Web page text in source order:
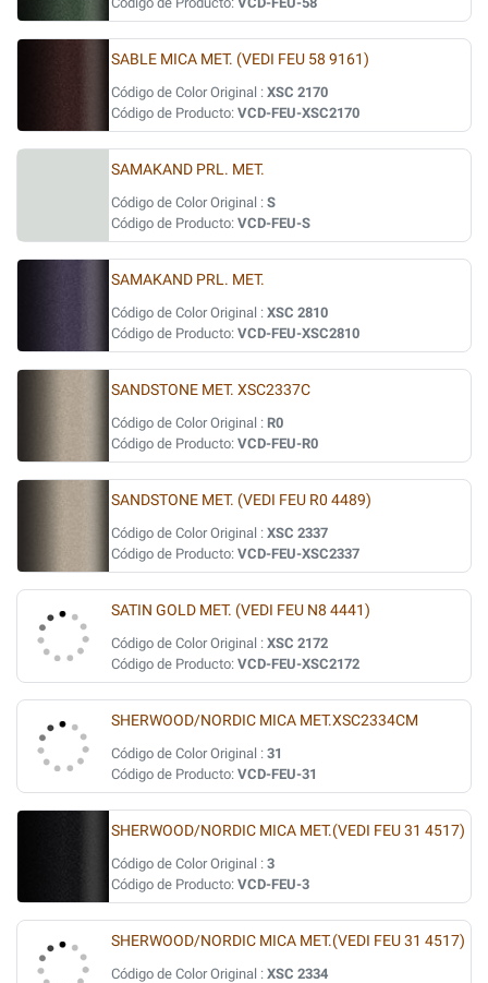
SABLE MICA MET. (VEDI FEU 58 9161)
Código de Color Original : XSC 2170
Código de Producto: VCD-FEU-XSC2170
SAMAKAND PRL. MET.
Código de Color Original : S
Código de Producto: VCD-FEU-S
SAMAKAND PRL. MET.
Código de Color Original : XSC 2810
Código de Producto: VCD-FEU-XSC2810
SANDSTONE MET. XSC2337C
Código de Color Original : R0
Código de Producto: VCD-FEU-R0
SANDSTONE MET. (VEDI FEU R0 4489)
Código de Color Original : XSC 2337
Código de Producto: VCD-FEU-XSC2337
SATIN GOLD MET. (VEDI FEU N8 4441)
Código de Color Original : XSC 2172
Código de Producto: VCD-FEU-XSC2172
SHERWOOD/NORDIC MICA MET.XSC2334CM
Código de Color Original : 31
Código de Producto: VCD-FEU-31
SHERWOOD/NORDIC MICA MET.(VEDI FEU 31 4517)
Código de Color Original : 3
Código de Producto: VCD-FEU-3
SHERWOOD/NORDIC MICA MET.(VEDI FEU 31 4517)
Código de Color Original : XSC 2334